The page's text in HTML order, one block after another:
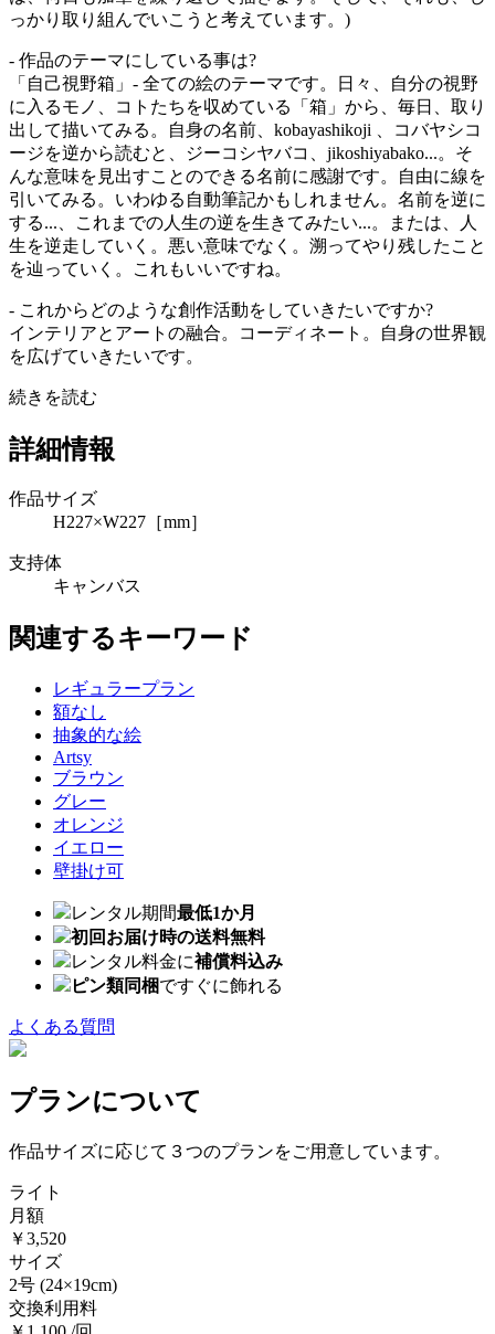
っかり取り組んでいこうと考えています。)
- 作品のテーマにしている事は?
「自己視野箱」- 全ての絵のテーマです。日々、自分の視野
に入るモノ、コトたちを収めている「箱」から、毎日、取り
出して描いてみる。自身の名前、kobayashikoji 、コバヤシコ
ージを逆から読むと、ジーコシヤバコ、jikoshiyabako...。そ
んな意味を見出すことのできる名前に感謝です。自由に線を
引いてみる。いわゆる自動筆記かもしれません。名前を逆に
する...、これまでの人生の逆を生きてみたい...。または、人
生を逆走していく。悪い意味でなく。溯ってやり残したこと
を辿っていく。これもいいですね。
- これからどのような創作活動をしていきたいですか?
インテリアとアートの融合。コーディネート。自身の世界観
を広げていきたいです。
続きを読む
詳細情報
作品サイズ
H227×W227［mm］
支持体
キャンバス
関連するキーワード
レギュラープラン
額なし
抽象的な絵
Artsy
ブラウン
グレー
オレンジ
イエロー
壁掛け可
レンタル期間最低1か月
初回お届け時の送料無料
レンタル料金に補償料込み
ピン類同梱ですぐに飾れる
よくある質問
プランについて
作品サイズに応じて３つのプランをご用意しています。
ライト
月額
￥3,520
サイズ
2号 (24×19cm)
交換利用料